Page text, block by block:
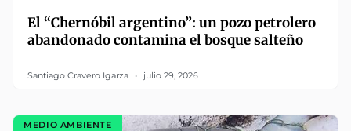
El “Chernóbil argentino”: un pozo petrolero
abandonado contamina el bosque salteño
Santiago Cravero Igarza julio 29, 2026
MEDIO AMBIENTE